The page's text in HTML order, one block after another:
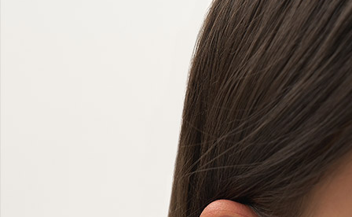
랩다이아몬드 모이
순금 선물추천